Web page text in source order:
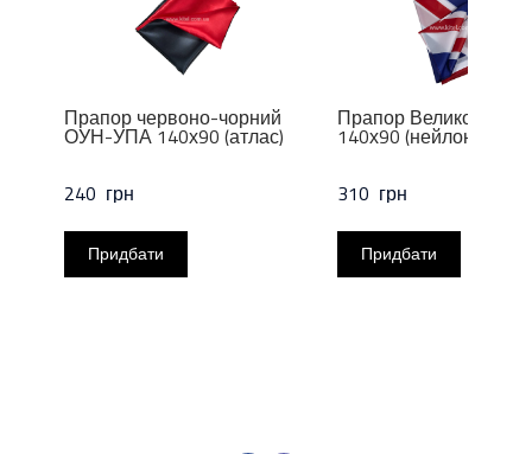
Прапор червоно-чорний
ОУН-УПА 140х90 (атлас)
240  грн
Придбати
Прапор Великої
140х90 (нейлон)
310  грн
Придбати